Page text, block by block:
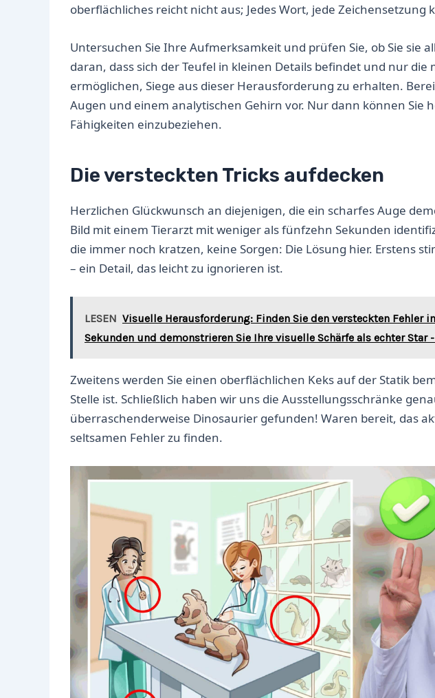
oberflächliches reicht nicht aus; Jedes Wort, jede Zeichensetzung
Untersuchen Sie Ihre Aufmerksamkeit und prüfen Sie, ob Sie sie
daran, dass sich der Teufel in kleinen Details befindet und nur die
ermöglichen, Siege aus dieser Herausforderung zu erhalten.
Augen und einem analytischen Gehirn vor. Nur dann können Sie
Fähigkeiten einzubeziehen.
Die versteckten Tricks aufdecken
Herzlichen Glückwunsch an diejenigen, die ein scharfes Auge
Bild mit einem Tierarzt mit weniger als fünfzehn Sekunden
die immer noch kratzen, keine Sorgen: Die Lösung hier. Erstens
– ein Detail, das leicht zu ignorieren ist.
LESEN Visuelle Herausforderung: Finden Sie den versteckten Fehler
Sekunden und demonstrieren Sie Ihre visuelle Schärfe als echter Star
Zweitens werden Sie einen oberflächlichen Keks auf der Statik
Stelle ist. Schließlich haben wir uns die Ausstellungsschränke
überraschenderweise Dinosaurier gefunden! Waren bereit, das
seltsamen Fehler zu finden.